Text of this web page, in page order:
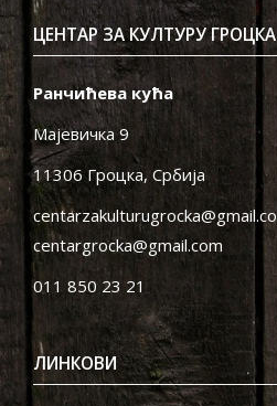
ЦЕНТАР ЗА КУЛТУРУ ГРОЦКА
Ранчићева кућа
Мајевичка 9
11306 Гроцка, Србија
centargrocka@gmail.com
011 850 23 21
ЛИНКОВИ